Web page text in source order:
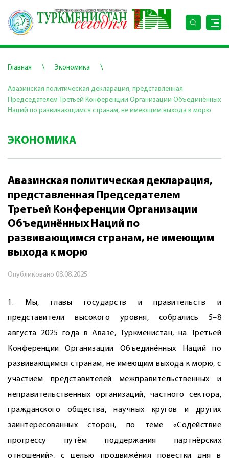
Главная \ Экономика \
Авазинская политическая декларация, представленная
Председателем Третьей Конференции Организации Объединённых
Наций по развивающимся странам, не имеющим выхода к морю
ЭКОНОМИКА
Авазинская политическая декларация,
представленная Председателем
Третьей Конференции Организации
Объединённых Наций по
развивающимся странам, не имеющим
выхода к морю
Опубликовано 08.08.2025
1. Мы, главы государств и правительств и
представители высокого уровня, собрались 5–8
августа 2025 года в Авазе, Туркменистан, на Третьей
Конференции Организации Объединённых Наций по
развивающимся странам, не имеющим выхода к морю, с
участием представителей межправительственных и
неправительственных организаций, частного сектора,
гражданского общества, научных кругов и других
заинтересованных сторон, по теме «Содействие
прогрессу путём поддержания партнёрских
отношений», с целью продвижёния повестки дня в